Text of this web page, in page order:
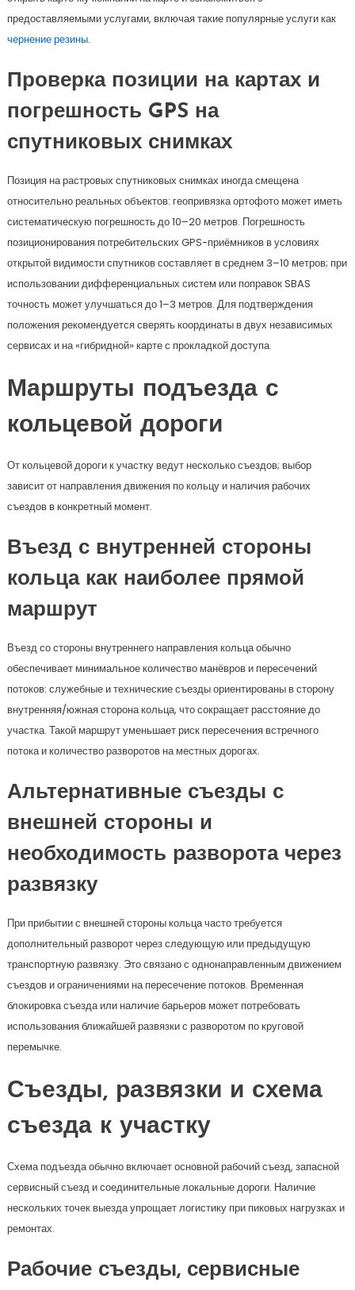
предоставляемыми услугами, включая такие популярные услуги как
чернение резины.
Проверка позиции на картах и
погрешность GPS на
спутниковых снимках
Позиция на растровых спутниковых снимках иногда смещена
относительно реальных объектов: геопривязка ортофото может иметь
систематическую погрешность до 10–20 метров. Погрешность
позиционирования потребительских GPS-приёмников в условиях
открытой видимости спутников составляет в среднем 3–10 метров; при
использовании дифференциальных систем или поправок SBAS
точность может улучшаться до 1–3 метров. Для подтверждения
положения рекомендуется сверять координаты в двух независимых
сервисах и на «гибридной» карте с прокладкой доступа.
Маршруты подъезда с
кольцевой дороги
От кольцевой дороги к участку ведут несколько съездов; выбор
зависит от направления движения по кольцу и наличия рабочих
съездов в конкретный момент.
Въезд с внутренней стороны
кольца как наиболее прямой
маршрут
Въезд со стороны внутреннего направления кольца обычно
обеспечивает минимальное количество манёвров и пересечений
потоков: служебные и технические съезды ориентированы в сторону
внутренняя/южная сторона кольца, что сокращает расстояние до
участка. Такой маршрут уменьшает риск пересечения встречного
потока и количество разворотов на местных дорогах.
Альтернативные съезды с
внешней стороны и
необходимость разворота через
развязку
При прибытии с внешней стороны кольца часто требуется
дополнительный разворот через следующую или предыдущую
транспортную развязку. Это связано с однонаправленным движением
съездов и ограничениями на пересечение потоков. Временная
блокировка съезда или наличие барьеров может потребовать
использования ближайшей развязки с разворотом по круговой
перемычке.
Съезды, развязки и схема
съезда к участку
Схема подъезда обычно включает основной рабочий съезд, запасной
сервисный съезд и соединительные локальные дороги. Наличие
нескольких точек выезда упрощает логистику при пиковых нагрузках и
ремонтах.
Рабочие съезды, сервисные